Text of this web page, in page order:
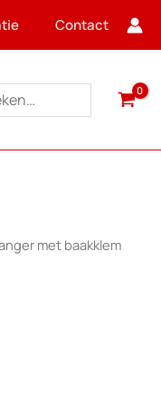
Contact
met baakklem